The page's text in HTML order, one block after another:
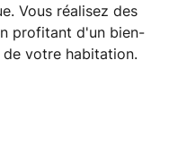
Vous réalisez des
profitant d'un bien-
votre habitation.